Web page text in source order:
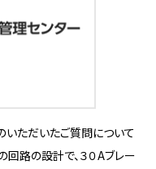
いただいたご質問について
回路の設計で、３０Aブレー